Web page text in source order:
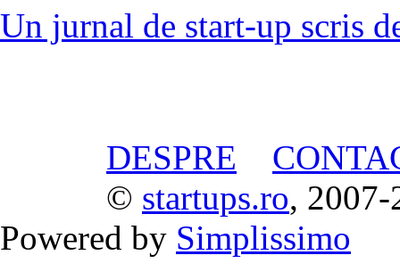
Un jurnal de start-up scris
DESPRE
© startups.ro, 2007-
Powered by Simplissimo